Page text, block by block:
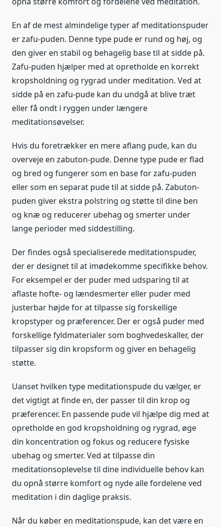
En af de mest almindelige typer af meditationspuder
er zafu-puden. Denne type pude er rund og høj, og
den giver en stabil og behagelig base til at sidde på.
Zafu-puden hjælper med at opretholde en korrekt
kropsholdning og rygrad under meditation. Ved at
sidde på en zafu-pude kan du undgå at blive træt
eller få ondt i ryggen under længere
meditationsøvelser.
Hvis du foretrækker en mere aflang pude, kan du
overveje en zabuton-pude. Denne type pude er flad
og bred og fungerer som en base for zafu-puden
eller som en separat pude til at sidde på. Zabuton-
puden giver ekstra polstring og støtte til dine ben
og knæ og reducerer ubehag og smerter under
lange perioder med siddestilling.
Der findes også specialiserede meditationspuder,
der er designet til at imødekomme specifikke behov.
For eksempel er der puder med udsparing til at
aflaste hofte- og lændesmerter eller puder med
justerbar højde for at tilpasse sig forskellige
kropstyper og præferencer. Der er også puder med
forskellige fyldmaterialer som boghvedeskaller, der
tilpasser sig din kropsform og giver en behagelig
støtte.
Uanset hvilken type meditationspude du vælger, er
det vigtigt at finde en, der passer til din krop og
præferencer. En passende pude vil hjælpe dig med at
opretholde en god kropsholdning og rygrad, øge
din koncentration og fokus og reducere fysiske
ubehag og smerter. Ved at tilpasse din
meditationsoplevelse til dine individuelle behov kan
du opnå større komfort og nyde alle fordelene ved
meditation i din daglige praksis.
Når du køber en meditationspude, kan det være en